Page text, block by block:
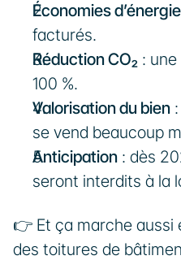
Économies d’énergie
facturés.
Réduction CO₂ :
100 %.
Valorisation du bien
se vend beaucoup
Anticipation : dès
seront interdits à la
👉 Et ça marche aussi
des toitures de